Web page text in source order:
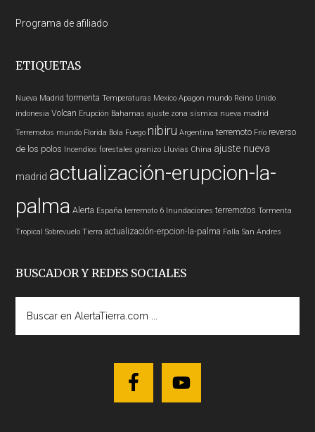
Programa de afiliado
ETIQUETAS
Nueva Madrid tormenta Temperaturas Mexico Apagon mundo Reino Unido
indonesia Volcan Erupción Bahamas ajuste zona sísmica nueva madrid
Terremotos mundo Florida Bola Fuego nibiru Argentina terremoto Frío reverso
de los polos Incendios forestales granizo Lluvias China ajuste nueva
madrid actualización-erupcion-la-
palma Alerta España terremoto 6 Inundaciones terremotos Tormenta
Tropical Sobrevuelo Tierra actualización-erpcion-la-palma Falla San Andres
BUSCADOR Y REDES SOCIALES
AlertaTierra.com